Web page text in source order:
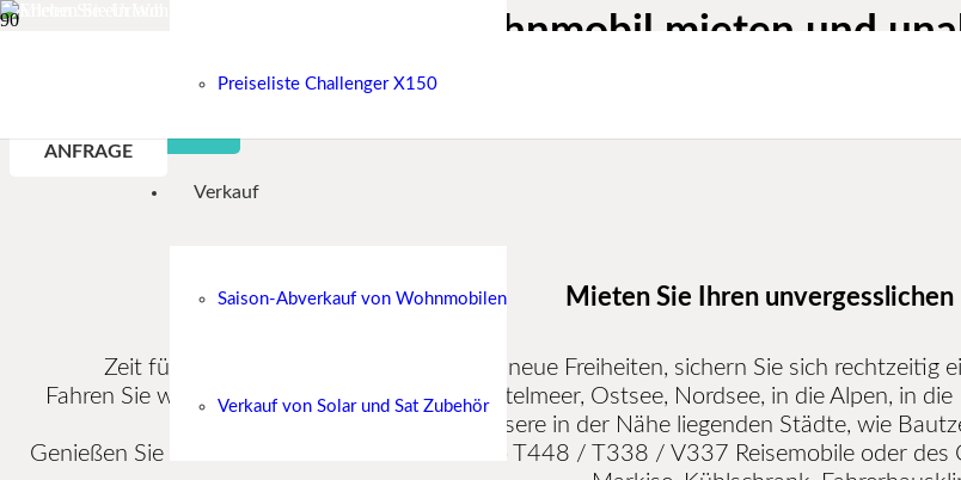
Preiseliste Challenger X150
Verkauf
Saison-Abverkauf von Wohnmobilen
Verkauf von Solar und Sat Zubehör
Ein Wohnmobil mieten und
ANFRAGE
MietenSie Ihren unvergesslichen
Zeit für neue Abenteuer! Entdecken Sie neue Freiheiten, sichern Sie sich rechtzeitig
Fahren Sie wohin es Ihnen gefällt. Ob ans Mittelmeer, Ostsee, Nordsee, in die Alpen, in
Grüne. Entdecken Sie auch unsere in der Nähe liegenden Städte, wie
Genießen Sie den Komfort der neusten Carado T448 / T338 / V337 Reisemobile oder